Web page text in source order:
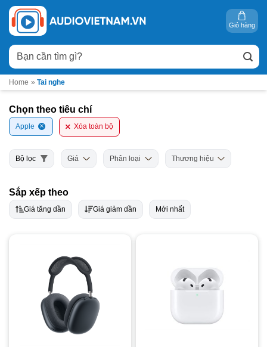
Bỏ
qua
nội
dung
Tìm
kiếm:
Giỏ hàng
Home » Tai nghe
Chọn theo tiêu chí
Apple Xóa toàn bộ
Bộ lọc Giá Phân loại Thương hiệu
Sắp xếp theo
Giá tăng dần Giá giảm dần Mới nhất